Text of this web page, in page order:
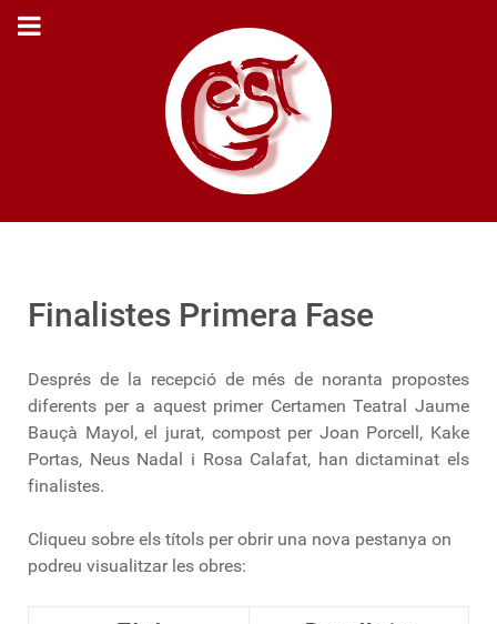
Finalistes Primera Fase
Després de la recepció de més de noranta propostes
diferents per a aquest primer Certamen Teatral Jaume
Bauçà Mayol, el jurat, compost per Joan Porcell, Kake
Portas, Neus Nadal i Rosa Calafat, han dictaminat els
finalistes.
Cliqueu sobre els títols per obrir una nova pestanya on
podreu visualitzar les obres: